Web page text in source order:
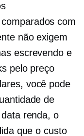
com
não exigem
escrevendo e
pelo preço
você pode
de
renda, o
que o custo